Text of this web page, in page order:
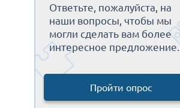
Ответьте, пожалуйста, на
наши вопросы, чтобы мы
могли сделать вам более
интересное предложение.
Пройти опрос